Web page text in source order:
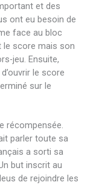
et des
ont eu besoin de
face au bloc
le score mais son
jeu. Ensuite,
le score
sur le
récompensée.
parler toute sa
a sorti sa
but inscrit au
de rejoindre les